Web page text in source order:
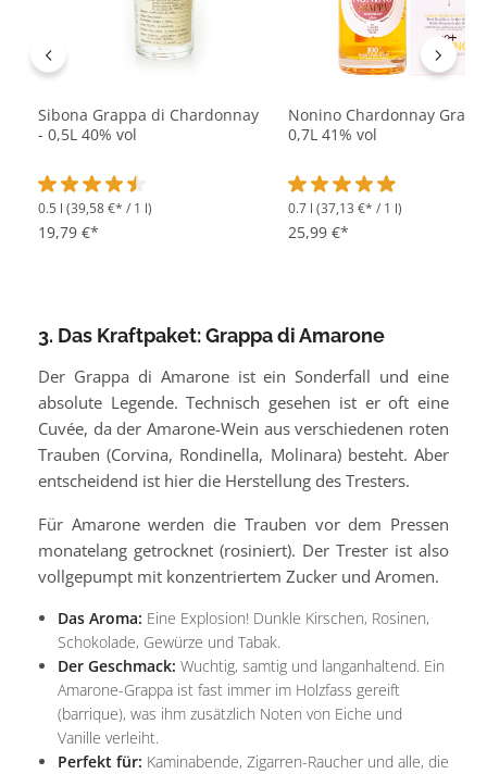
Sibona Grappa di Chardonnay
- 0,5L 40% vol
Durchschnittliche Bewertung von 4.6 von 5 Sternen
0.5 l (39,58 €* / 1 l)
19,79 €*
Nonino Chardonnay
0,7L 41% vol
Durchschnittliche
0.7 l (37,13 €* / 1 l)
25,99 €*
3. Das Kraftpaket: Grappa di Amarone
Der Grappa di Amarone ist ein Sonderfall und eine
absolute Legende. Technisch gesehen ist er oft eine
Cuvée, da der Amarone-Wein aus verschiedenen roten
Trauben (Corvina, Rondinella, Molinara) besteht. Aber
entscheidend ist hier die Herstellung des Tresters.
Für Amarone werden die Trauben vor dem Pressen
monatelang getrocknet (rosiniert). Der Trester ist also
vollgepumpt mit konzentriertem Zucker und Aromen.
Das Aroma: Eine Explosion! Dunkle Kirschen, Rosinen,
Schokolade, Gewürze und Tabak.
Der Geschmack: Wuchtig, samtig und langanhaltend. Ein
Amarone-Grappa ist fast immer im Holzfass gereift
(barrique), was ihm zusätzlich Noten von Eiche und
Vanille verleiht.
Perfekt für: Kaminabende, Zigarren-Raucher und alle, die